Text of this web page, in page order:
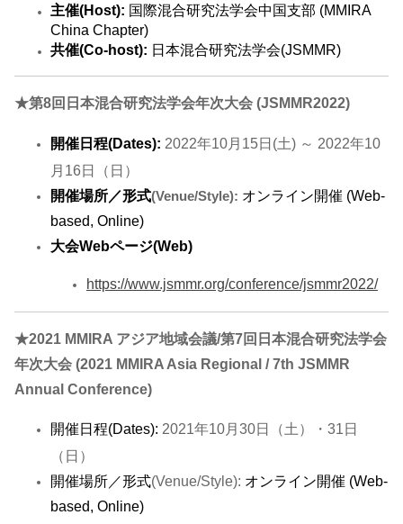
主催(Host): 国際混合研究法学会中国支部 (MMIRA
China Chapter)
共催(Co-host): 日本混合研究法学会(JSMMR)
★第8回日本混合研究法学会年次大会 (JSMMR2022)
開催日程(Dates): 2022年10月15日(土) ～ 2022年10
月16日（日）
開催場所／形式(Venue/Style): オンライン開催 (Web-
based, Online)
大会Webページ(Web)
https://www.jsmmr.org/conference/jsmmr2022/
★2021 MMIRA アジア地域会議/第7回日本混合研究法学会
年次大会 (2021 MMIRA Asia Regional / 7th JSMMR
Annual Conference)
開催日程(Dates): 2021年10月30日（土）・31日
（日）
開催場所／形式(Venue/Style): オンライン開催 (Web-
based, Online)